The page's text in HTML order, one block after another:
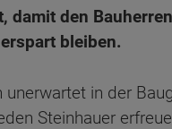
damit den
bleiben.
unerwartet in der
Steinhauer